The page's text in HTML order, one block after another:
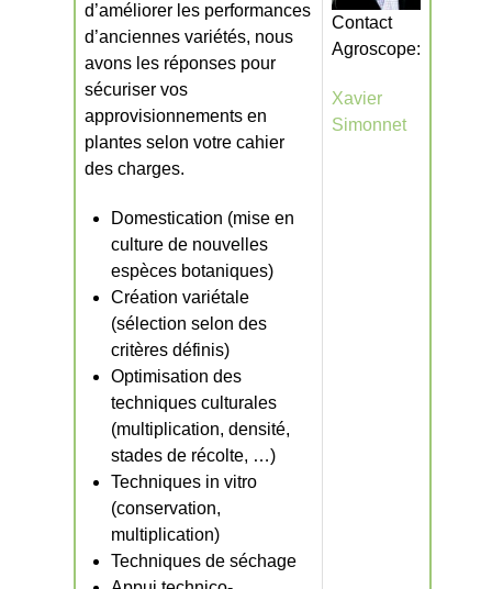
d’améliorer les performances
d’anciennes variétés, nous
avons les réponses pour
sécuriser vos
approvisionnements en
plantes selon votre cahier
des charges.
Domestication (mise en
culture de nouvelles
espèces botaniques)
Création variétale
(sélection selon des
critères définis)
Optimisation des
techniques culturales
(multiplication, densité,
stades de récolte, …)
Techniques in vitro
(conservation,
multiplication)
Techniques de séchage
Contact
Agroscope:
Xavier
Simonnet